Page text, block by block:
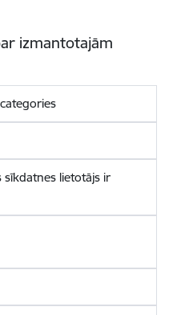
izmantotajām
sīkdatnes lietotājs ir